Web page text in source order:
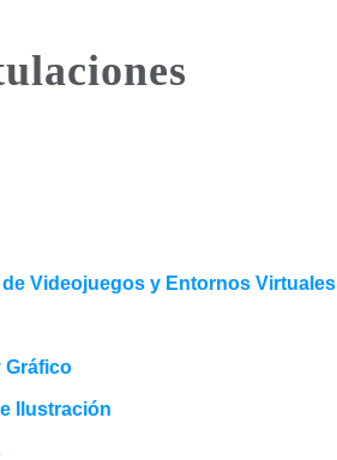
Videojuegos y Entornos Virtuales
Gráfico
Ilustración